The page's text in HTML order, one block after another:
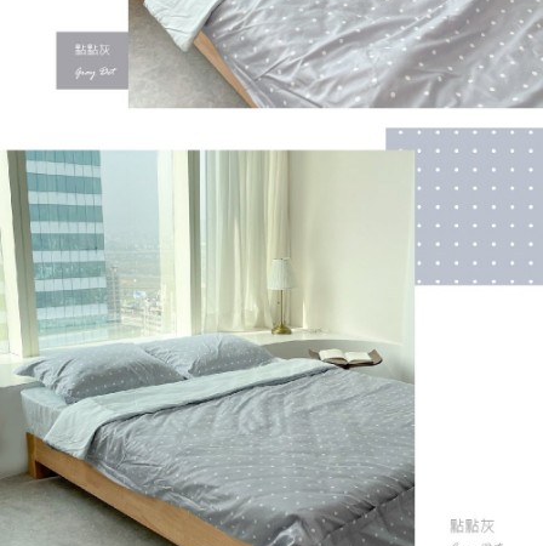
１．透過由恩沛科技股份有限公司提供之「AFTEE先享後付」服務完成之交
易，需依本服務之必要範圍內提供個人資料，並將交易相關給付款項請求債
權轉讓予恩沛科技股份有限公司。
２．關於個人資料處理事宜，請瀏覽以下網址：
３．未成年的使用者請事先徵得法定代理人或監護人之同意方可使用
「AFTEE先享後付」，若未經同意申辦者引起之損失，本公司不負相關責
任。
４．使用「AFTEE先享後付」時，將依據個別帳號之用戶狀況，依本公司即
時審查核予不同之上限額度；若仍有額度不足之情形，本公司將視審查結果
請求用戶進行身份認證。
５．嚴禁一人註冊多個帳號或使用他人資訊註冊。若發現惡意使用之情形，
恩沛科技股份有限公司將有權停止該用戶之使用額度並採取法律行動。